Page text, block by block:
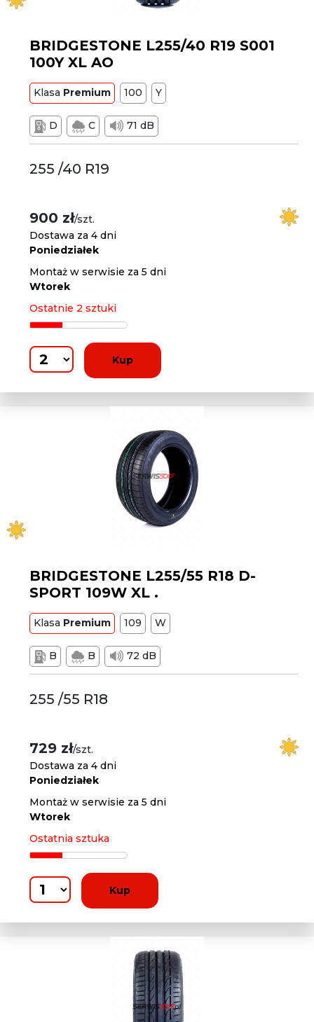
BRIDGESTONE L255/40 R19 S001
100Y XL AO
Klasa Premium 100 Y
D C 71 dB
255 /40 R19
900 zł/szt.
Dostawa za 4 dni
Poniedziałek
Montaż w serwisie za 5 dni
Wtorek
Ostatnie 2 sztuki
Kup
BRIDGESTONE L255/55 R18 D-
SPORT 109W XL .
Klasa Premium 109 W
B B 72 dB
255 /55 R18
729 zł/szt.
Dostawa za 4 dni
Poniedziałek
Montaż w serwisie za 5 dni
Wtorek
Ostatnia sztuka
Kup